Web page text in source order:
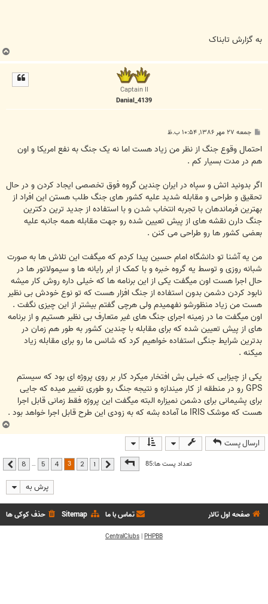
به گزارش تابناک
ب
ا
Captain II
Danial_4139
پ
ت
جمعه ۲۷ مهر ۱۳۸۶, ۱۰:۵۴ ب.ظ
احتمال وقوع جنگ از نظر من زیاد هست اما نه یک جنگ به نفع امریکا و اون
هم در مدت بسیار کم .
اگر بدونید اتش و سپاه در ایران چندین گروه فوق تخصصی ایجاد کردن و در حال
تحقیق و طراحی و مقابله شدید علیه کشور های جنگ طلب هستن این افراد از
بهترین فرماندهان با تجربه انتخاب شدن و با استفاده از جدید ترین دکترین
جنگ دارن نقشه های از پیش تعیین شده رو جهت مقابله همه جانبه علیه
بعضی کشور ها رو طراحی می کنن .
من یه آشنا تو دانشگاه امام حسین پیدا کردم که میگفت این تلاش ها به صورت
شبانه روزی و توسط یه گروه خبره و با کمک از ابر رایانه ها و سیمولاتور ها در
حال اجرا هست اون میگفت یکی از این برنامه ها که خیلی داره روش کار میشه
نابود کردن دشمن بدون استفاده از جنگ افزار هست که تو نوع خودش بی نظیر
هست من زیاد منظورشو نفهمیدم ولی هرچی گفتم بیشتر از این چیزی نگفت .
اون میگفت ما در زمینه اجرای جنگ های غیر متعارف بی نظیر هستیم و از برنامه
های از پیش تعیین شده که برای مقابله با چندین کشور به طور هم زمان در
بدترین شرایط جنگی استفاده خواهیم کرد که شانس ما رو برای مقابله زیاد
میکنه .
یکی از چیزایی که خیلی بش افتخار میکرد کار بر روی پروژه ای بود که سیستم
GPS رو در منطقه از کار میندازه و نتیجه جنگ رو طوری تغییر میده که جایی
برای پشیمانی برای دشمن نمیزاره البته میگفت این پروژه فقط زمانی قابل اجرا
هست که موشک IRIS ما آماده بشه که به زودی این طرح قابل اجرا خواهد بود .
ب
ا
ارسال پست
تعداد پست ها:85صفحه از8 قبلی 2
3
4
5
…
8 بعدی
پرش به
صفحه اول تالار حذف کوکی ها Sitemap تماس با ما
PHPBB
|
CentralClubs